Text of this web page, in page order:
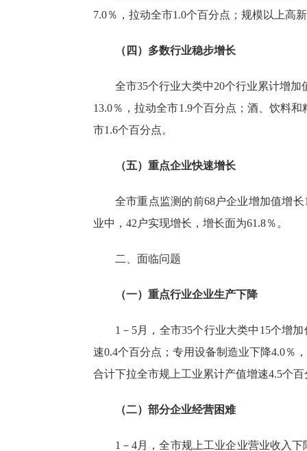
7.0％，拉动全市1.0个百分点；规模以上高
（四）多数行业稳步增长
全市35个行业大类中20个行业累计增
13.0％，拉动全市1.9个百分点；酒、饮料
市1.6个百分点。
（五）重点企业快速增长
全市重点监测的前68户企业增加值增
业中，42户实现增长，增长面为61.8％。
二、面临问题
（一）重点行业企业生产下降
1－5月，全市35个行业大类中15个增
速0.4个百分点；专用设备制造业下降4.0％
合计下拉全市规上工业累计产值增速4.5个百
（二）部分企业经营困难
1－4月，全市规上工业企业营业收入